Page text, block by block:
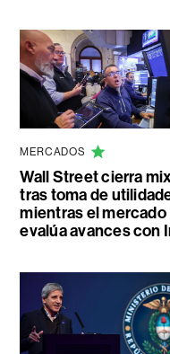
MERCADOS
Wall Street cierra
tras toma de
mientras el mercado
evalúa avances con